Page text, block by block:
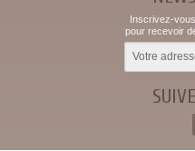
Inscrivez-
pour recevoir